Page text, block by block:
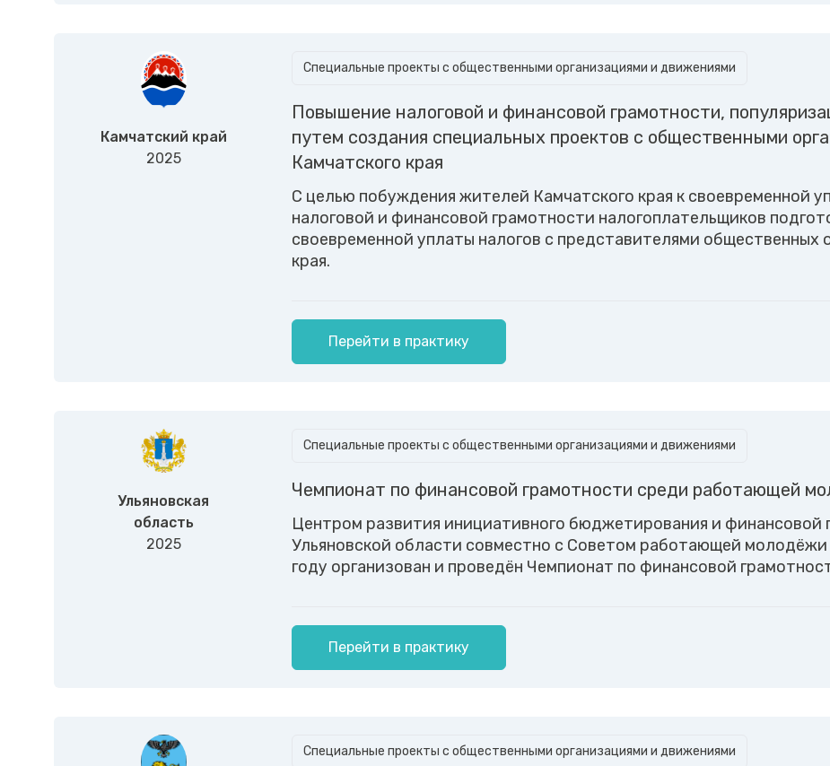
Камчатский край
2025
Специальные проекты с общественными организациями и движениями
Повышение налоговой и финансовой грамотности,
путем создания специальных проектов с общественными
Камчатского края
С целью побуждения жителей Камчатского края к своевременной
налоговой и финансовой грамотности налогоплательщиков
своевременной уплаты налогов с представителями общественных
края.
Перейти в практику
Ульяновская
область
2025
Специальные проекты с общественными организациями и движениями
Чемпионат по финансовой грамотности среди работающей
Центром развития инициативного бюджетирования и
Ульяновской области совместно с Советом работающей
году организован и проведён Чемпионат по финансовой
Перейти в практику
Специальные проекты с общественными организациями и движениями